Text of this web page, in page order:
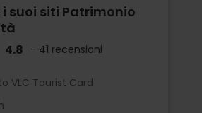
suoi siti Patrimonio
4.8 - 41 recensioni
VLC Tourist Card